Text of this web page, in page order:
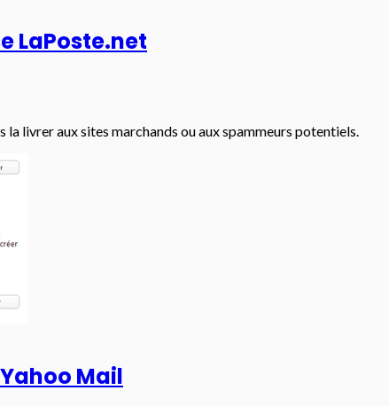
LaPoste.net
la livrer aux sites marchands ou aux spammeurs potentiels.
Mail